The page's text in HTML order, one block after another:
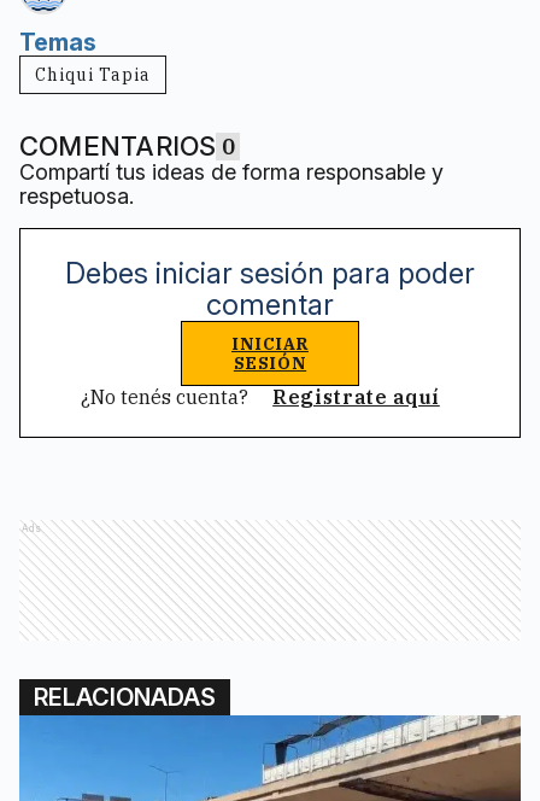
Temas
Chiqui Tapia
COMENTARIOS 0
Compartí tus ideas de forma responsable y
respetuosa.
Debes iniciar sesión para poder
comentar
INICIAR
SESIÓN
¿No tenés cuenta? Registrate aquí
Ads
RELACIONADAS